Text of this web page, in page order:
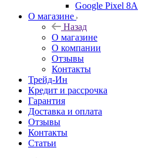
Google Pixel 8A
О магазине
Назад
О магазине
О компании
Отзывы
Контакты
Трейд-Ин
Кредит и рассрочка
Гарантия
Доставка и оплата
Отзывы
Контакты
Статьи